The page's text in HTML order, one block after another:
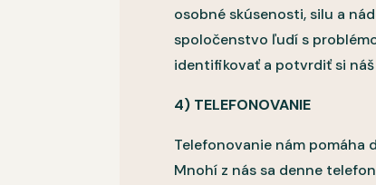
osobné skúsenosti, silu a
spoločenstvo ľudí s
identifikovať a potvrdiť si
4) TELEFONOVANIE
Telefonovanie nám pomáha
Mnohí z nás sa denne